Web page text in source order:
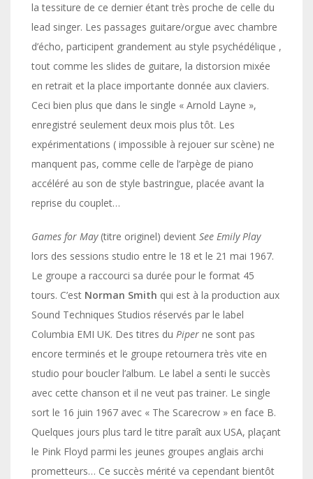
la tessiture de ce dernier étant très proche de celle du
lead singer. Les passages guitare/orgue avec chambre
d’écho, participent grandement au style psychédélique ,
tout comme les slides de guitare, la distorsion mixée
en retrait et la place importante donnée aux claviers.
Ceci bien plus que dans le single « Arnold Layne »,
enregistré seulement deux mois plus tôt. Les
expérimentations ( impossible à rejouer sur scène) ne
manquent pas, comme celle de l’arpège de piano
accéléré au son de style bastringue, placée avant la
reprise du couplet…
Games for May(titre originel) devient See Emily Play
lors des sessions studio entre le 18 et le 21 mai 1967.
Le groupe a raccourci sa durée pour le format 45
tours. C’est Norman Smith qui est à la production aux
Sound Techniques Studios réservés par le label
Columbia EMI UK. Des titres du Piper ne sont pas
encore terminés et le groupe retournera très vite en
studio pour boucler l’album. Le label a senti le succès
avec cette chanson et il ne veut pas trainer. Le single
sort le 16 juin 1967 avec « The Scarecrow » en face B.
Quelques jours plus tard le titre paraît aux USA, plaçant
le Pink Floyd parmi les jeunes groupes anglais archi
prometteurs… Ce succès mérité va cependant bientôt